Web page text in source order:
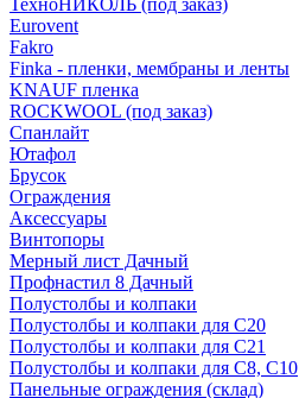
ТехноНИКОЛЬ (под заказ)
Eurovent
Fakro
Finka - пленки, мембраны и ленты
KNAUF пленка
ROCKWOOL (под заказ)
Спанлайт
Ютафол
Брусок
Ограждения
Аксессуары
Винтопоры
Мерный лист Дачный
Профнастил 8 Дачный
Полустолбы и колпаки
Полустолбы и колпаки для С20
Полустолбы и колпаки для С21
Полустолбы и колпаки для С8, С10
Панельные ограждения (склад)